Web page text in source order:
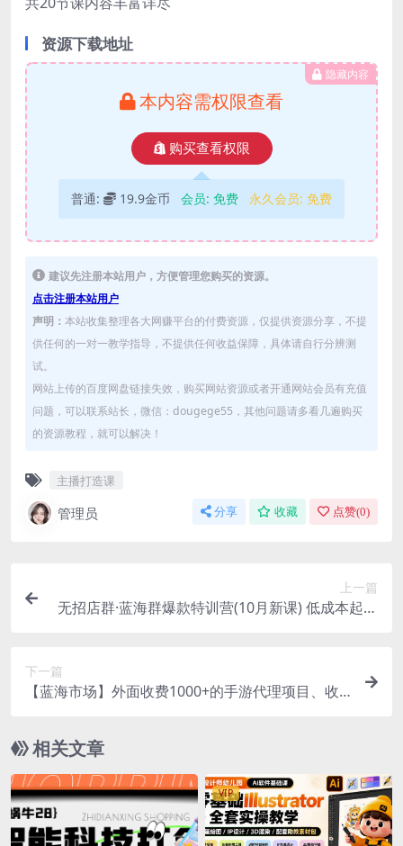
资源下载地址
隐藏内容
本内容需权限查看
购买查看权限
普通: 19.9金币 会员: 免费 永久会员: 免费
建议先注册本站用户，方便管理您购买的资源。
点击注册本站用户
声明： 本站收集整理各大网赚平台的付费资源，仅提供资源分享，不提
供任何的一对一教学指导，不提供任何收益保障，具体请自行分辨测
试。
网站上传的百度网盘链接失效，购买网站资源或者开通网站会员有充值
问题，可以联系站长，微信：dougege55，其他问题请多看几遍购买
的资源教程，就可以解决！
主播打造课
管理员 分享 收藏 点赞(0)
上一篇
无招店群·蓝海群爆款特训营(10月新课) 低成本起店
下一篇
【蓝海市场】外面收费1000+的手游代理项目、收
相关文章
VIP